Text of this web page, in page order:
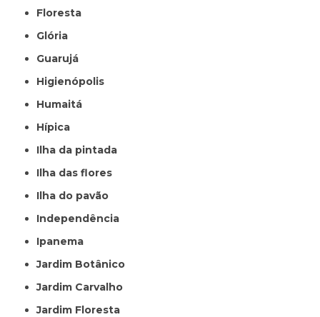
Floresta
Glória
Guarujá
Higienópolis
Humaitá
Hípica
Ilha da pintada
Ilha das flores
Ilha do pavão
Independência
Ipanema
Jardim Botânico
Jardim Carvalho
Jardim Floresta